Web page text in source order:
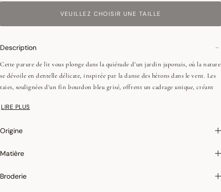
VEUILLEZ CHOISIR UNE TAILLE
Description
Cette parure de lit vous plonge dans la quiétude d'un jardin japonais, où la nature
se dévoile en dentelle délicate, inspirée par la danse des hérons dans le vent. Les
taies, soulignées d'un fin bourdon bleu grisé, offrent un cadrage unique, créant
•Imprimée, recto et verso différents
•Volants - 3 cm
LIRE PLUS
Origine
Matière
Broderie